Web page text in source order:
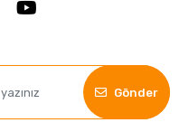
Gönder